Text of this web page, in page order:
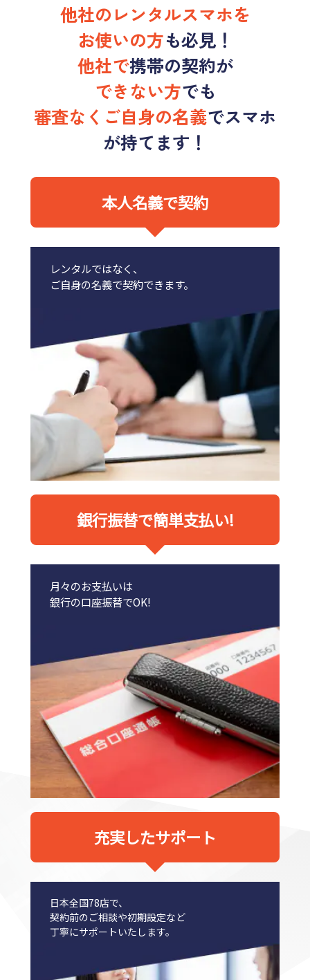
他社のレンタルスマホを
お使いの方も必見！
他社で携帯の契約が
できない方でも
審査なくご自身の名義でスマホ
が持てます！
本人名義で契約
レンタルではなく、
ご自身の名義で契約できます。
銀行振替で簡単支払い!
月々のお支払いは
銀行の口座振替でOK!
充実したサポート
日本全国78店で、
契約前のご相談や初期設定など
丁寧にサポートいたします。